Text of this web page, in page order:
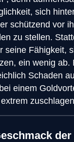
sich
schützend vor
zu stellen.
seine Fähigkeit,
ein wenig ab.
Schaden
einem